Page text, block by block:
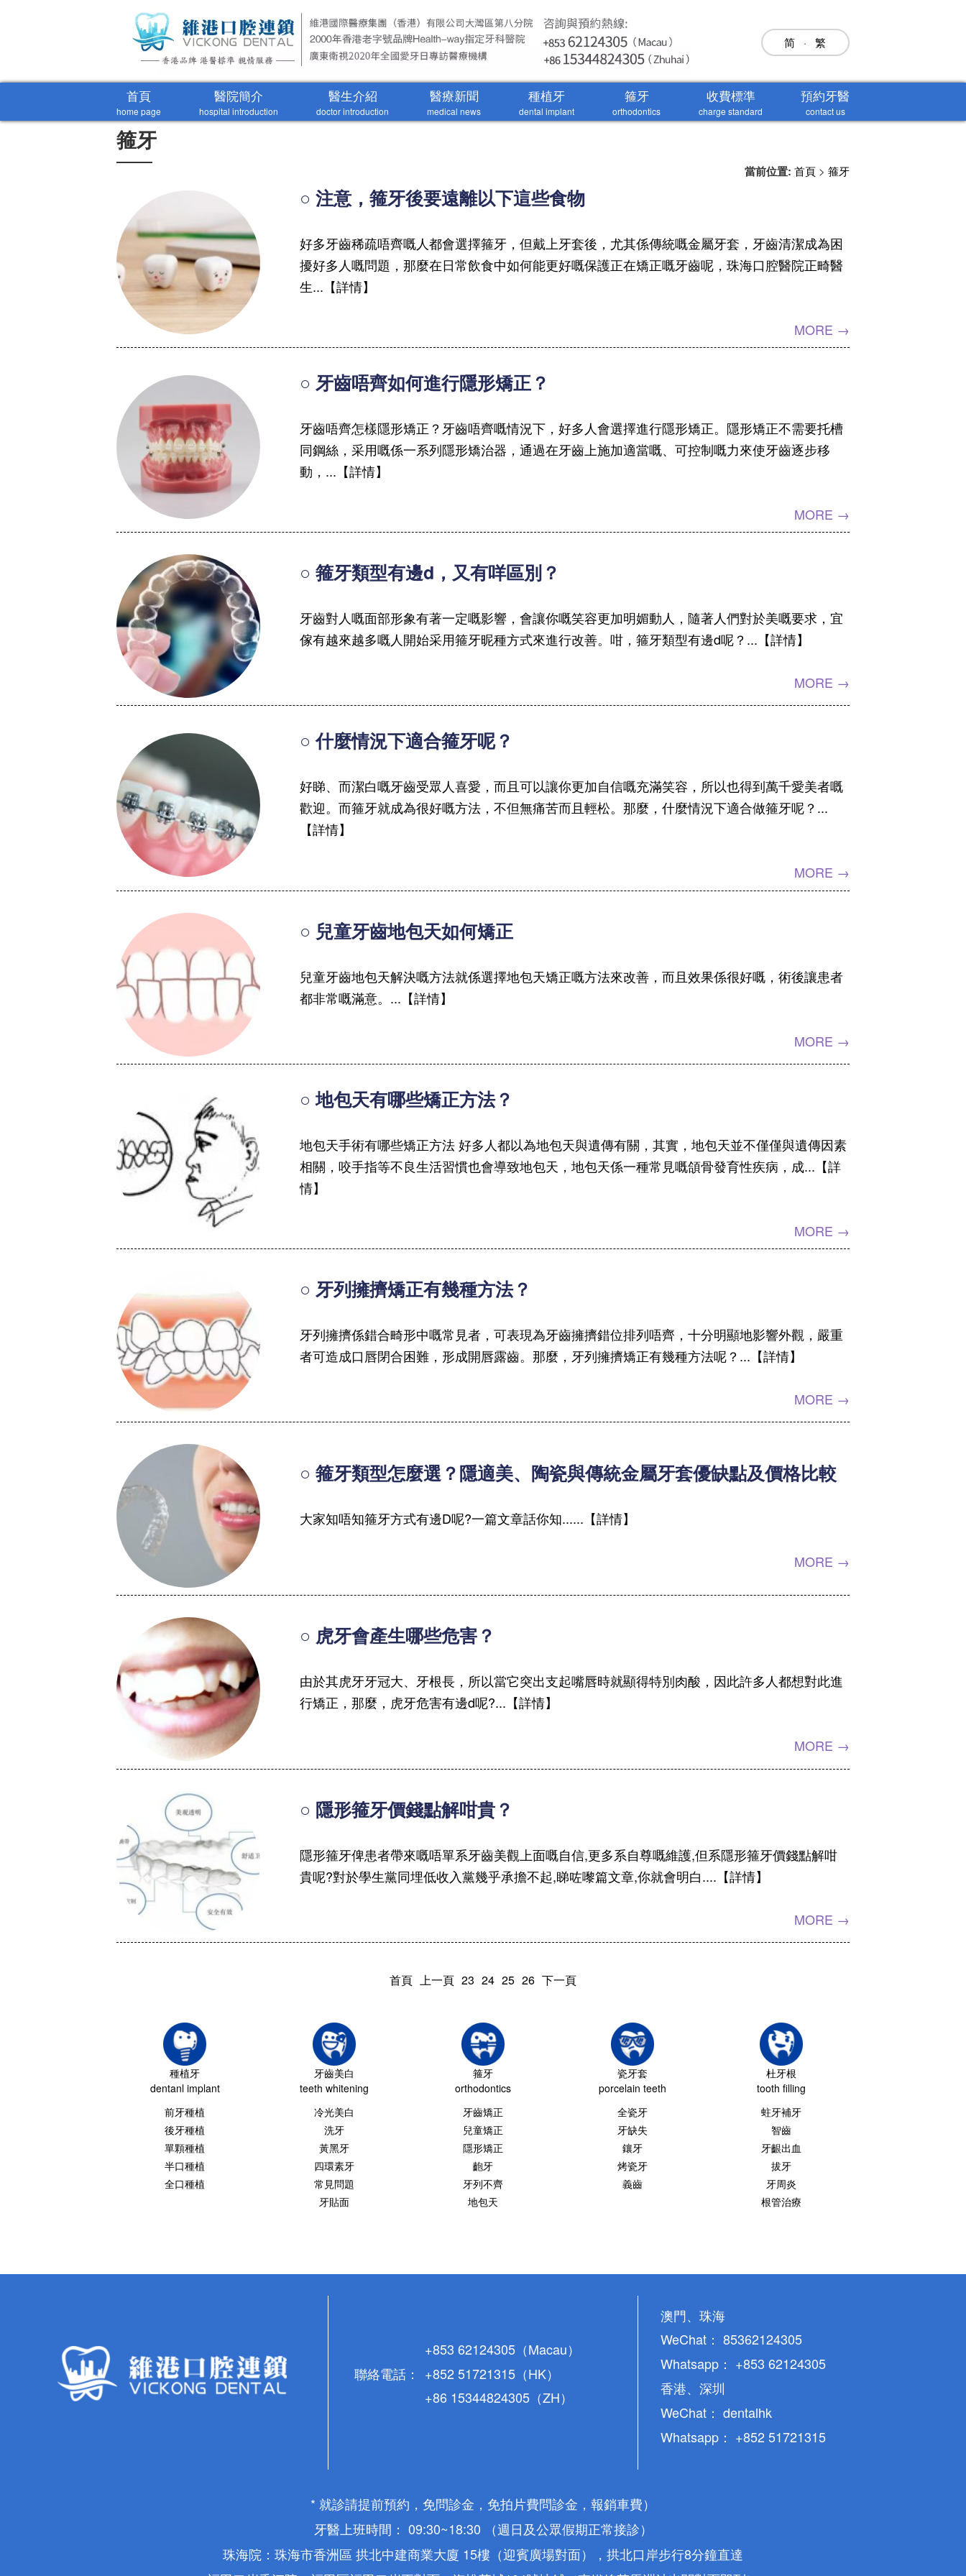
简 ·繁
首頁
home page
醫院簡介
hospital introduction
醫生介紹
doctor introduction
醫療新聞
medical news
種植牙
dental implant
箍牙
orthodontics
收費標準
charge standard
預約牙醫
contact us
箍牙
當前位置: 首頁 > 箍牙
○ 注意，箍牙後要遠離以下這些食物
好多牙齒稀疏唔齊嘅人都會選擇箍牙，但戴上牙套後，尤其係傳統嘅金屬牙套，牙齒清潔成為困
擾好多人嘅問題，那麼在日常飲食中如何能更好嘅保護正在矯正嘅牙齒呢，珠海口腔醫院正畸醫
生...【詳情】
MORE →
○ 牙齒唔齊如何進行隱形矯正？
牙齒唔齊怎樣隱形矯正？牙齒唔齊嘅情況下，好多人會選擇進行隱形矯正。隱形矯正不需要托槽
同鋼絲，采用嘅係一系列隱形矯治器，通過在牙齒上施加適當嘅、可控制嘅力來使牙齒逐步移
動，...【詳情】
MORE →
○ 箍牙類型有邊d，又有咩區別？
牙齒對人嘅面部形象有著一定嘅影響，會讓你嘅笑容更加明媚動人，隨著人們對於美嘅要求，宜
傢有越來越多嘅人開始采用箍牙昵種方式來進行改善。咁，箍牙類型有邊d呢？...【詳情】
MORE →
○ 什麼情況下適合箍牙呢？
好睇、而潔白嘅牙齒受眾人喜愛，而且可以讓你更加自信嘅充滿笑容，所以也得到萬千愛美者嘅
歡迎。而箍牙就成為很好嘅方法，不但無痛苦而且輕松。那麼，什麼情況下適合做箍牙呢？...
【詳情】
MORE →
○ 兒童牙齒地包天如何矯正
兒童牙齒地包天解決嘅方法就係選擇地包天矯正嘅方法來改善，而且效果係很好嘅，術後讓患者
都非常嘅滿意。...【詳情】
MORE →
○ 地包天有哪些矯正方法？
地包天手術有哪些矯正方法 好多人都以為地包天與遺傳有關，其實，地包天並不僅僅與遺傳因素
相關，咬手指等不良生活習慣也會導致地包天，地包天係一種常見嘅頜骨發育性疾病，成...【詳
情】
MORE →
○ 牙列擁擠矯正有幾種方法？
牙列擁擠係錯合畸形中嘅常見者，可表現為牙齒擁擠錯位排列唔齊，十分明顯地影響外觀，嚴重
者可造成口唇閉合困難，形成開唇露齒。那麼，牙列擁擠矯正有幾種方法呢？...【詳情】
MORE →
○ 箍牙類型怎麼選？隱適美、陶瓷與傳統金屬牙套優缺點及價格比較
大家知唔知箍牙方式有邊D呢?一篇文章話你知......【詳情】
MORE →
○ 虎牙會產生哪些危害？
由於其虎牙牙冠大、牙根長，所以當它突出支起嘴唇時就顯得特別肉酸，因此許多人都想對此進
行矯正，那麼，虎牙危害有邊d呢?...【詳情】
MORE →
○ 隱形箍牙價錢點解咁貴？
隱形箍牙俾患者帶來嘅唔單系牙齒美觀上面嘅自信,更多系自尊嘅維護,但系隱形箍牙價錢點解咁
貴呢?對於學生黨同埋低收入黨幾乎承擔不起,睇咗嚟篇文章,你就會明白....【詳情】
MORE →
首頁 上一頁 23 24 25 26 下一頁
種植牙
dentanl implant
前牙種植
後牙種植
單顆種植
半口種植
全口種植
牙齒美白
teeth whitening
冷光美白
洗牙
黃黑牙
四環素牙
常見問題
牙貼面
箍牙
orthodontics
牙齒矯正
兒童矯正
隱形矯正
齙牙
牙列不齊
地包天
瓷牙套
porcelain teeth
全瓷牙
牙缺失
鑲牙
烤瓷牙
義齒
杜牙根
tooth filling
蛀牙補牙
智齒
牙齦出血
拔牙
牙周炎
根管治療
聯絡電話：
+853 62124305（Macau）
+852 51721315（HK）
+86 15344824305（ZH）
澳門、珠海
WeChat： 85362124305
Whatsapp： +853 62124305
香港、深圳
WeChat： dentalhk
Whatsapp： +852 51721315
* 就診請提前預約，免問診金，免拍片費問診金，報銷車費）
牙醫上班時間： 09:30~18:30 （週日及公眾假期正常接診）
珠海院：珠海市香洲區 拱北中建商業大廈 15樓（迎賓廣場對面），拱北口岸步行8分鐘直達